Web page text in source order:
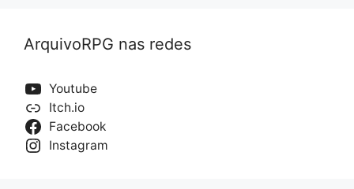
ArquivoRPG nas redes
Youtube
Itch.io
Facebook
Instagram